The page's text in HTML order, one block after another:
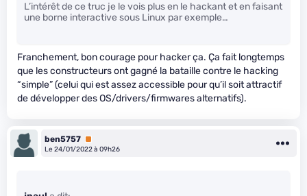
L’intérêt de ce truc je le vois plus en le hackant et en faisant
une borne interactive sous Linux par exemple…
Franchement, bon courage pour hacker ça. Ça fait longtemps
que les constructeurs ont gagné la bataille contre le hacking
“simple” (celui qui est assez accessible pour qu’il soit attractif
de développer des OS/drivers/firmwares alternatifs).
ben5757 Premium
Le 24/01/2022 à 09h26